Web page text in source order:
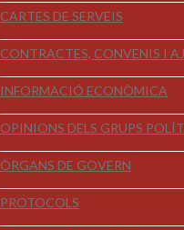
CARTES DE SERVEIS
CONTRACTES, CONVENIS I
INFORMACIÓ ECONÒMICA
OPINIONS DELS GRUPS
ÒRGANS DE GOVERN
PROTOCOLS